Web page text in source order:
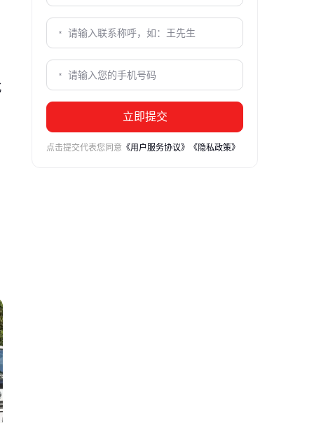
立即提交
点击提交代表您同意 《用户服务协议》 《隐私政策》